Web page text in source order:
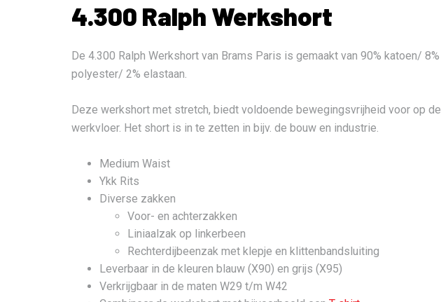
4.300 Ralph Werkshort
De 4.300 Ralph Werkshort van Brams Paris is gemaakt van 90% katoen/ 8%
polyester/ 2% elastaan.
Deze werkshort met stretch, biedt voldoende bewegingsvrijheid voor op de
werkvloer. Het short is in te zetten in bijv. de bouw en industrie.
Medium Waist
Ykk Rits
Diverse zakken
Voor- en achterzakken
Liniaalzak op linkerbeen
Rechterdijbeenzak met klepje en klittenbandsluiting
Leverbaar in de kleuren blauw (X90) en grijs (X95)
Verkrijgbaar in de maten W29 t/m W42